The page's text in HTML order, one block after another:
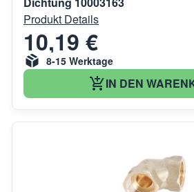
Produkt Details
10,19 €
8-15 Werktage
IN DEN